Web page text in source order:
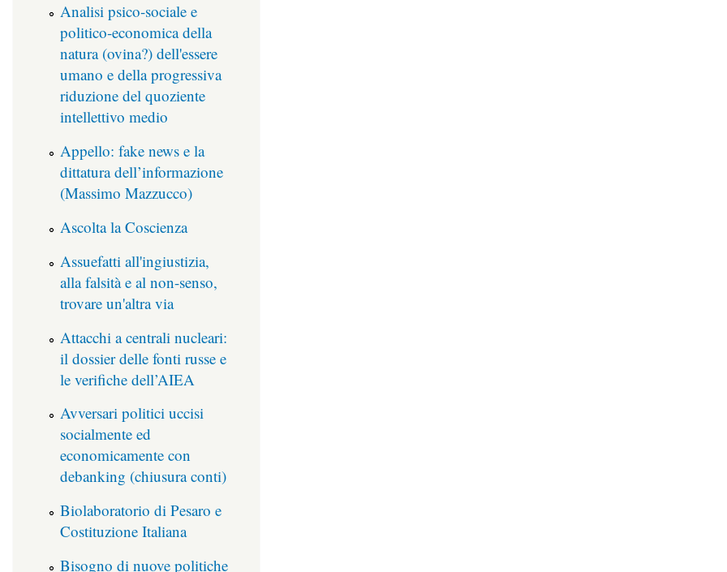
Analisi psico-sociale e
politico-economica della
natura (ovina?) dell'essere
umano e della progressiva
riduzione del quoziente
intellettivo medio
Appello: fake news e la
dittatura dell’informazione
(Massimo Mazzucco)
Ascolta la Coscienza
Assuefatti all'ingiustizia,
alla falsità e al non-senso,
trovare un'altra via
Attacchi a centrali nucleari:
il dossier delle fonti russe e
le verifiche dell’AIEA
Avversari politici uccisi
socialmente ed
economicamente con
debanking (chiusura conti)
Biolaboratorio di Pesaro e
Costituzione Italiana
Bisogno di nuove politiche